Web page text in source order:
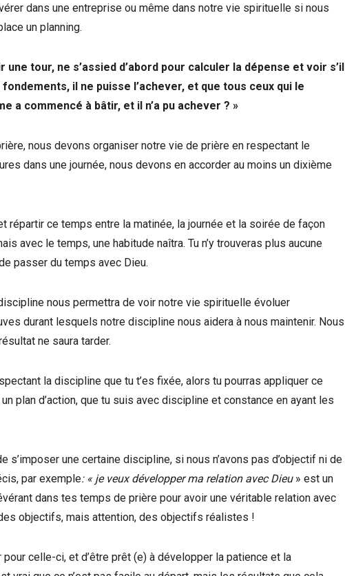
dans une entreprise ou même dans notre vie spirituelle si nous
un planning.
une tour, ne s’assied d’abord pour calculer la dépense et voir s’il
il ne puisse l’achever, et que tous ceux qui le
a commencé à bâtir, et il n’a pu achever ? »
nous devons organiser notre vie de prière en respectant le
dans une journée, nous devons en accorder au moins un dixième
ce temps entre la matinée, la journée et la soirée de façon
avec le temps, une habitude naîtra. Tu n’y trouveras plus aucune
passer du temps avec Dieu.
nous permettra de voir notre vie spirituelle évoluer
durant lesquels notre discipline nous aidera à nous maintenir. Nous
ne saura tarder.
la discipline que tu t’es fixée, alors tu pourras appliquer ce
plan d’action, que tu suis avec discipline et constance en ayant les
une certaine discipline, si nous n’avons pas d’objectif ni de
par exemple: « je veux développer ma relation avec Dieu» est un
dans tes temps de prière pour avoir une véritable relation avec
objectifs, mais attention, des objectifs réalistes !
celle-ci, et d’être prêt (e) à développer la patience et la